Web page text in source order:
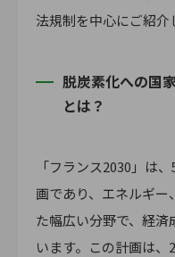
法規制を中心にご紹介
脱炭素化への国
とは？
「フランス2030」は
画であり、エネルギ
た幅広い分野で、経
います。この計画は